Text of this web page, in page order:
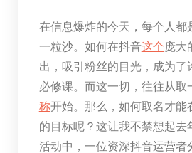
在信息爆炸的今天，每个人都
一粒沙。如何在抖音这个庞大
出，吸引粉丝的目光，成为了
必修课。而这一切，往往从取
称开始。那么，如何取名才能
的目标呢？这让我不禁想起去
活动中，一位资深抖音运营者